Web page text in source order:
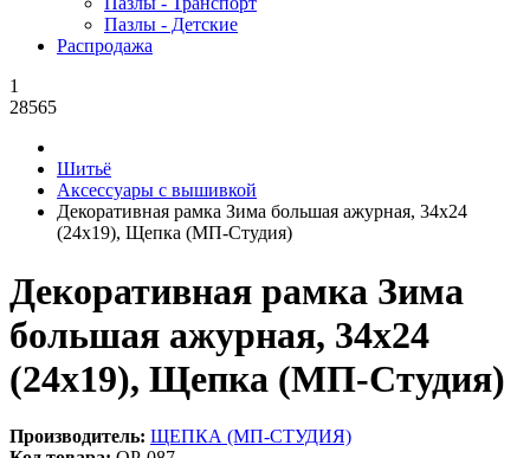
Пазлы - Детские
Распродажа
1
28565
Шитьё
Аксессуары с вышивкой
Декоративная рамка Зима большая ажурная, 34x24
(24x19), Щепка (МП-Студия)
Декоративная рамка Зима
большая ажурная, 34x24
(24x19), Щепка (МП-Студия)
Производитель: ЩЕПКА (МП-СТУДИЯ)